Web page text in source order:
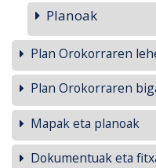
Planoak
Plan Orokorraren
Plan Orokorraren
Mapak eta planoak
Dokumentuak eta